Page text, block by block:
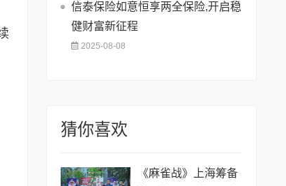
信泰保险如意恒享两全保险,开启稳
健财富新征程
2025-08-08
猜你喜欢
《麻雀战》上海筹备